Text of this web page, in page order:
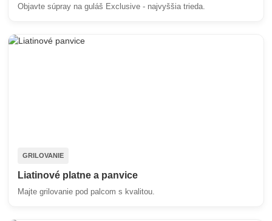
Objavte súpray na guláš Exclusive - najvyššia trieda.
GRILOVANIE
Liatinové platne a panvice
Majte grilovanie pod palcom s kvalitou.